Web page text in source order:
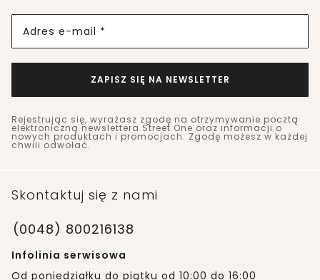
Adres e-mail *
ZAPISZ SIĘ NA NEWSLETTER
Rejestrując się, wyrażasz zgodę na otrzymywanie pocztą
elektroniczną newslettera Street One oraz informacji o
nowych produktach i promocjach. Zgodę możesz w każdej
chwili odwołać.
Skontaktuj się z nami
(0048) 800216138
Infolinia serwisowa
Od poniedziałku do piątku od 10:00 do 16:00